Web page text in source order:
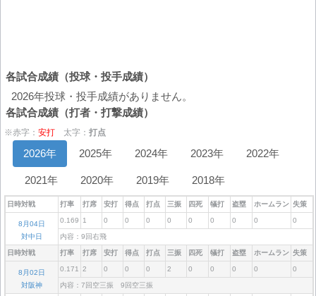
各試合成績（投球・投手成績）
2026年投球・投手成績がありません。
各試合成績（打者・打撃成績）
※赤字： 安打 太字： 打点
2026年 2025年 2024年 2023年 2022年
2021年 2020年 2019年 2018年
日時対戦 打率 打席 安打 得点 打点 三振 四死 犠打 盗塁 ホームラン 失策
8月04日
対中日
0.169 1 0 0 0 0 0 0 0 0 0
内容：9回右飛
日時対戦 打率 打席 安打 得点 打点 三振 四死 犠打 盗塁 ホームラン 失策
8月02日
対阪神
0.171 2 0 0 0 2 0 0 0 0 0
内容：7回空三振 9回空三振